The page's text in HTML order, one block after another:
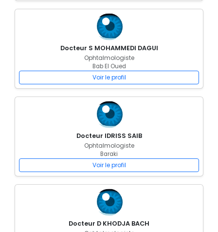
Docteur S MOHAMMEDI DAGUI
Ophtalmologiste
Bab El Oued
Voir le profil
Docteur IDRISS SAIB
Ophtalmologiste
Baraki
Voir le profil
Docteur D KHODJA BACH